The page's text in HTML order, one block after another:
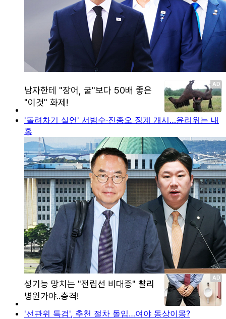
'돌려차기 실언' 서범수·진종오 징계 개시…윤리위는 내
홍
'선관위 특검', 추천 절차 돌입…여야 동상이몽?